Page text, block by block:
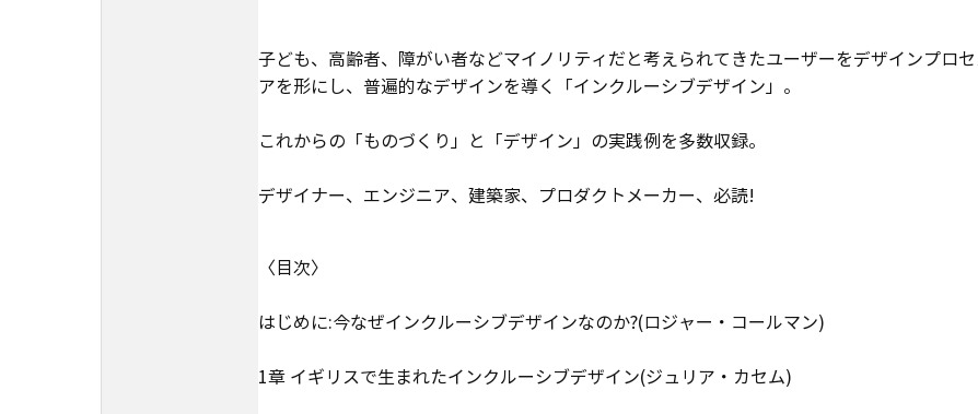
子ども、高齢者、障がい者などマイノリティだと考えられてきたユーザーをデザインプロ
アを形にし、普遍的なデザインを導く「インクルーシブデザイン」。
これからの「ものづくり」と「デザイン」の実践例を多数収録。
デザイナー、エンジニア、建築家、プロダクトメーカー、必読!
〈目次〉
はじめに:今なぜインクルーシブデザインなのか?(ロジャー・コールマン)
1章 イギリスで生まれたインクルーシブデザイン(ジュリア・カセム)